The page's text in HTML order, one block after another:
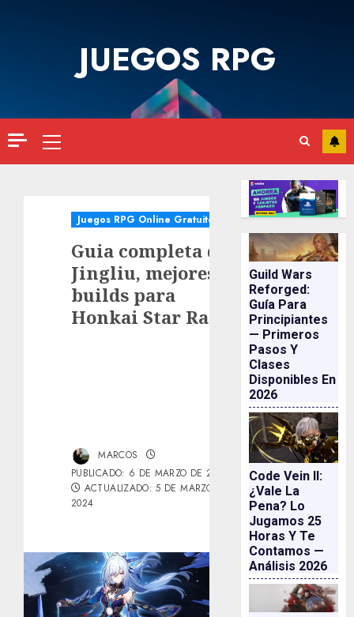
JUEGOS RPG
Menú
principal
Juegos RPG Online Gratuitos
Guia completa de
Jingliu, mejores
builds para
Honkai Star Rail
MARCOS
PUBLICADO: 6 DE MARZO DE 2024
ACTUALIZADO: 5 DE MARZO DE
2024
Guild Wars
Reforged:
Guía Para
Principiantes
— Primeros
Pasos Y
Clases
Disponibles En
2026
Code Vein II:
¿vale La
Pena? Lo
Jugamos 25
Horas Y Te
Contamos —
Análisis 2026